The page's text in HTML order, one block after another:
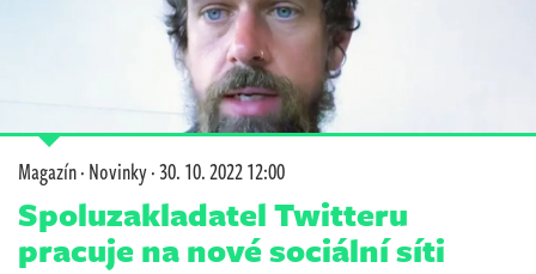
Magazín·Novinky·30. 10. 2022 12:00
Spoluzakladatel Twitteru
pracuje na nové sociální síti